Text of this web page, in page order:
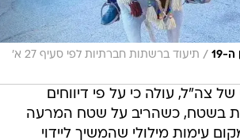
19
/
תיעוד ברשתות חברתיות לפי סעיף 27 א'
צה"ל, עולה כי על פי דיווחים
בשטח, כשהריב על שטח המרעה
עימות מילולי שהמשיך ליידוי